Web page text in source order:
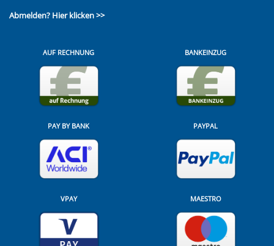
Abmelden? Hier klicken >>
AUF RECHNUNG BANKEINZUG
PAY BY BANK PAYPAL
VPAY MAESTRO